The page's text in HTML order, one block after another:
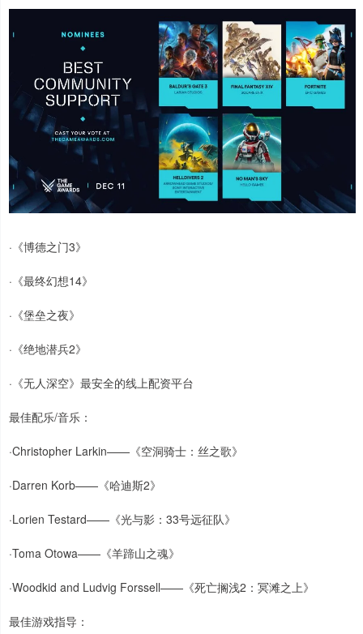
·《博德之门3》
·《最终幻想14》
·《堡垒之夜》
·《绝地潜兵2》
·《无人深空》最安全的线上配资平台
最佳配乐/音乐：
·Christopher Larkin——《空洞骑士：丝之歌》
·Darren Korb——《哈迪斯2》
·Lorien Testard——《光与影：33号远征队》
·Toma Otowa——《羊蹄山之魂》
·Woodkid and Ludvig Forssell——《死亡搁浅2：冥滩之上》
最佳游戏指导：